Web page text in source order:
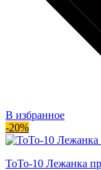
В избранное
-20%
ТоТо-10 Лежанка